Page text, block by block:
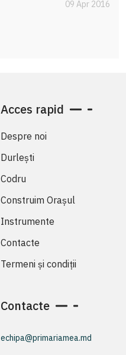
09 Apr 2016
Acces rapid
Despre noi
Durlești
Codru
Construim Orașul
Instrumente
Contacte
Termeni și condiții
Contacte
echipa@primariamea.md